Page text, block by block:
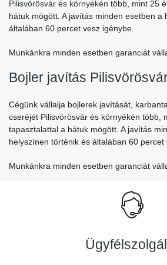
Pilisvörösvár és környékén több, mint 25
hátuk mögött. A javítás minden esetben a
általában 60 percet vesz igénybe.
Munkánkra minden esetben garanciát
Bojler javítás
Cégünk vállalja bojlerek javítását,
cseréjét Pilisvörösvár és környékén több,
tapasztalattal a hátuk mögött. A javítás
helyszínen történik és általában 60 percet
Munkánkra minden esetben garanciát